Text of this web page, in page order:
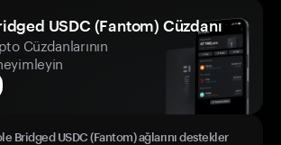
USDC (Fantom) Cüzdanı
Cüzdanlarının
Bridged USDC (Fantom) ağlarını destekler